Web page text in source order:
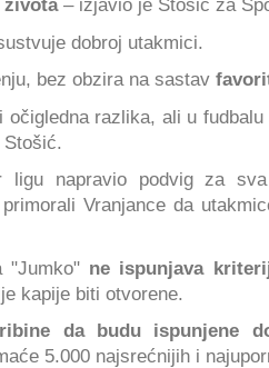
života– izjavio je Stošić za
dobroj utakmici.
bez obzira na sastav
očigledna razlika, ali u
Stošić.
ligu napravio podvig za
Vranjance da
"Jumko" ne ispunjava
kapije biti otvorene.
da budu ispunjene
5.000 najsrećnijih i